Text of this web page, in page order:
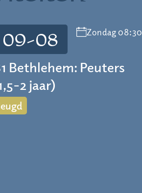
09-08 Zondag 08:30
Bethlehem: Peuters
2 jaar)